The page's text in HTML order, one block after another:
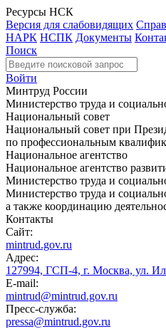
Ресурсы НСК
Версия для слабовидящих
НАРК НСПК Документы
Поиск
Войти
Минтруд России
Министерство труда и
Национальный совет
Национальный совет при
по профессиональным
Национальное агентство
Национальное агентство
Министерство труда и
Министерство труда и
а также координацию
Контакты
Сайт:
mintrud.gov.ru
Адрес:
127994, ГСП-4, г. Москва, ул.
E-mail:
mintrud@mintrud.gov.ru
Пресс-служба:
pressa@mintrud.gov.ru